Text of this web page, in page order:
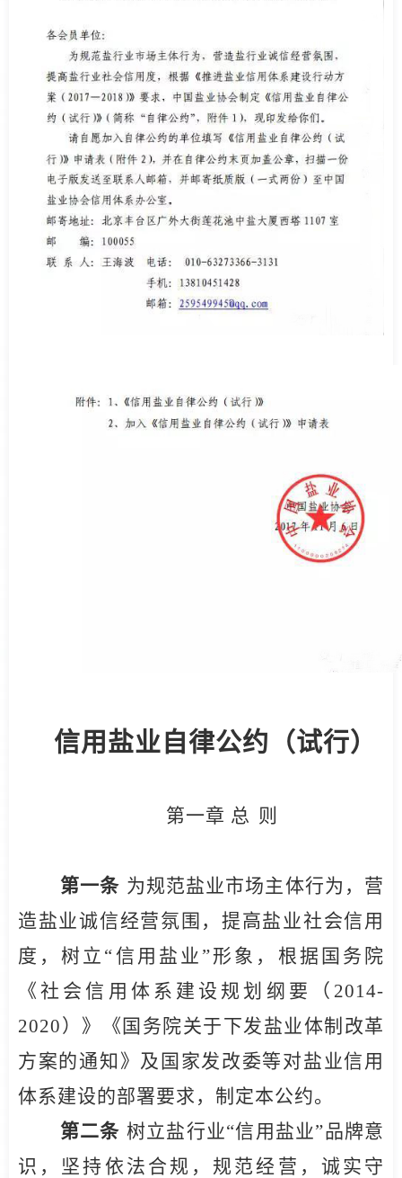
信用盐业自律公约（试行）
第一章 总 则
第一条 为规范盐业市场主体行为，营
造盐业诚信经营氛围，提高盐业社会信用
度，树立“信用盐业”形象，根据国务院
《社会信用体系建设规划纲要（2014-
2020）》《国务院关于下发盐业体制改革
方案的通知》及国家发改委等对盐业信用
体系建设的部署要求，制定本公约。
第二条 树立盐行业“信用盐业”品牌意
识，坚持依法合规，规范经营，诚实守